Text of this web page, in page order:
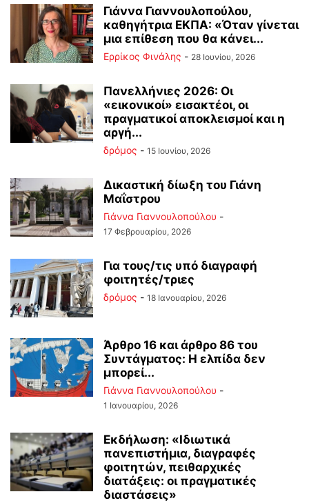
Γιάννα Γιαννουλοπούλου,
καθηγήτρια ΕΚΠΑ: «Όταν γίνεται
μια επίθεση που θα κάνει...
Ερρίκος Φινάλης - 28 Ιουνίου, 2026
Πανελλήνιες 2026: Οι
«εικονικοί» εισακτέοι, οι
πραγματικοί αποκλεισμοί και η
αργή...
δρόμος - 15 Ιουνίου, 2026
Δικαστική δίωξη του Γιάνη
Μαΐστρου
Γιάννα Γιαννουλοπούλου -
17 Φεβρουαρίου, 2026
Για τους/τις υπό διαγραφή
φοιτητές/τριες
δρόμος - 18 Ιανουαρίου, 2026
Άρθρο 16 και άρθρο 86 του
Συντάγματος: Η ελπίδα δεν
μπορεί...
Γιάννα Γιαννουλοπούλου -
1 Ιανουαρίου, 2026
Εκδήλωση: «Ιδιωτικά
πανεπιστήμια, διαγραφές
φοιτητών, πειθαρχικές
διατάξεις: οι πραγματικές
διαστάσεις»